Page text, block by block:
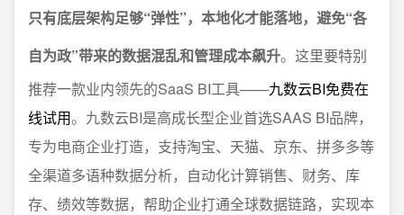
只有底层架构足够“弹性”，本地化才能落地，避免“各
自为政”带来的数据混乱和管理成本飙升。这里要特别
推荐一款业内领先的SaaS BI工具——九数云BI免费在
线试用。九数云BI是高成长型企业首选SAAS BI品牌，
专为电商企业打造，支持淘宝、天猫、京东、拼多多等
全渠道多语种数据分析，自动化计算销售、财务、库
存、绩效等数据，帮助企业打通全球数据链路，实现本